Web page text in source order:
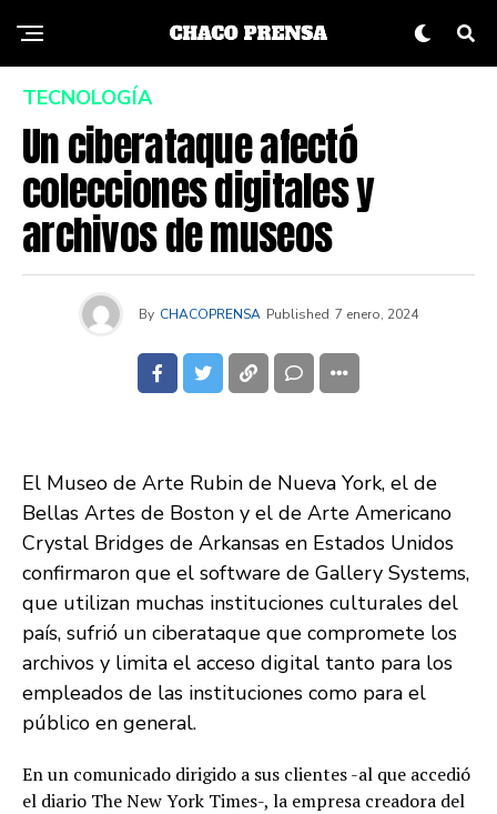
TECNOLOGÍA
Un ciberataque afectó
colecciones digitales y
archivos de museos
By CHACOPRENSA Published 7 enero, 2024
El Museo de Arte Rubin de Nueva York, el de
Bellas Artes de Boston y el de Arte Americano
Crystal Bridges de Arkansas en Estados Unidos
confirmaron que el software de Gallery Systems,
que utilizan muchas instituciones culturales del
país, sufrió un ciberataque que compromete los
archivos y limita el acceso digital tanto para los
empleados de las instituciones como para el
público en general.
En un comunicado dirigido a sus clientes -al que accedió
el diario The New York Times-, la empresa creadora del